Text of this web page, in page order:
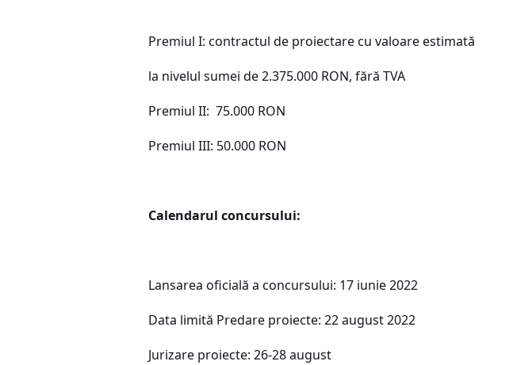
Premiul I: contractul de proiectare cu valoare estimată
la nivelul sumei de 2.375.000 RON, fără TVA
Premiul II: 75.000 RON
Premiul III: 50.000 RON
Calendarul concursului:
Lansarea oficială a concursului: 17 iunie 2022
Data limită Predare proiecte: 22 august 2022
Jurizare proiecte: 26-28 august